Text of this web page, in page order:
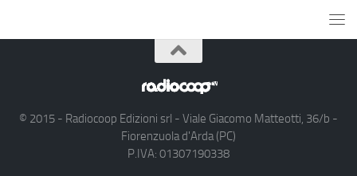
© 2015 - Radiocoop Edizioni srl - Viale Giacomo Matteotti, 36/b -
Fiorenzuola d'Arda (PC)
P.IVA: 01307190338